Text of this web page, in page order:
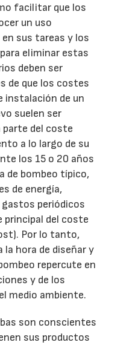
facilitar que los
un uso
sus tareas y los
eliminar estas
deben ser
de que los costes
instalación de un
suelen ser
parte del coste
a lo largo de su
los 15 o 20 años
de bombeo típico,
de energía,
periódicos
principal del coste
Por lo tanto,
la hora de diseñar y
repercute en
y de los
medio ambiente.
son conscientes
sus productos